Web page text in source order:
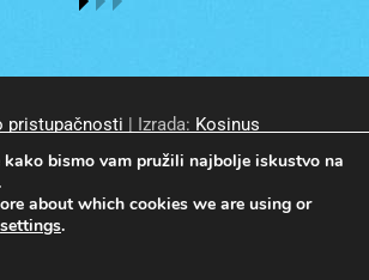
pristupačnosti | Izrada: Kosinus
Koprivnica d.o.o. Sva prava pridržana.
bismo vam pružili najbolje iskustvo na
about which cookies we are using or
settings.